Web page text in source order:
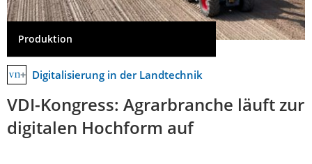
Produktion
Digitalisierung in der Landtechnik
VDI-Kongress: Agrarbranche läuft zur
digitalen Hochform auf